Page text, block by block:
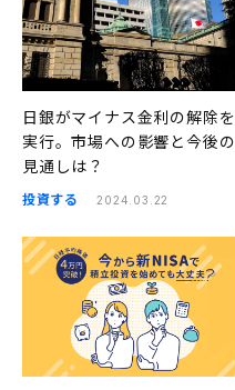
日銀がマイナス金利の解除を
実行。市場への影響と今後の
見通しは？
投資する 2024.03.22